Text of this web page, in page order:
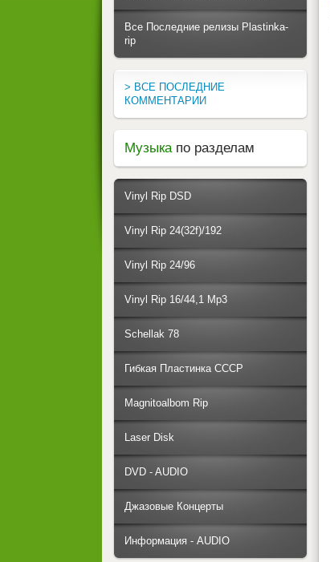
Все Последние релизы Plastinka-
rip
> ВСЕ ПОСЛЕДНИЕ
КОММЕНТАРИИ
Музыка по разделам
Vinyl Rip DSD
Vinyl Rip 24(32f)/192
Vinyl Rip 24/96
Vinyl Rip 16/44,1 Mp3
Schellak 78
Гибкая Пластинка СССР
Magnitoalbom Rip
Laser Disk
DVD - AUDIO
Джазовые Концерты
Информация - AUDIO